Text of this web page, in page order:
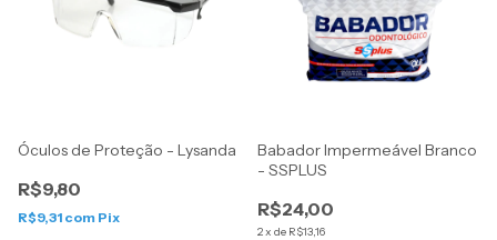
Óculos de Proteção - Lysanda
R$9,80
R$9,31 com Pix
Babador Impermeável Branco
- SSPLUS
R$24,00
2x de R$13,16